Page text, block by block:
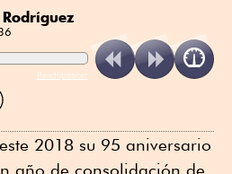
ReadSpeaker
2018 su 95 aniversario
año de consolidación de